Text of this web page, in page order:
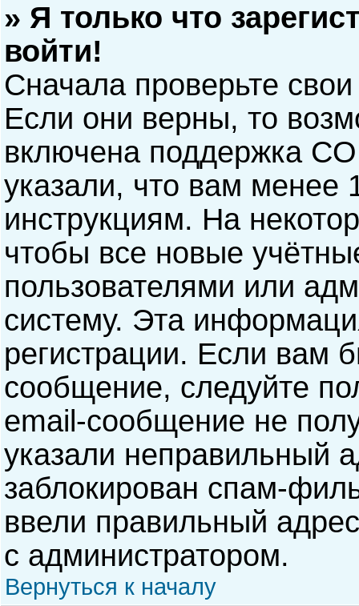
» Я только что
войти!
Сначала проверьте
Если они верны, то
включена поддержка
указали, что вам менее
инструкциям. На
чтобы все новые
пользователями или
систему. Эта
регистрации. Если вам
сообщение, следуйте
email-сообщение не
указали неправильный
заблокирован спам-
ввели правильный
с администратором.
Вернуться к началу